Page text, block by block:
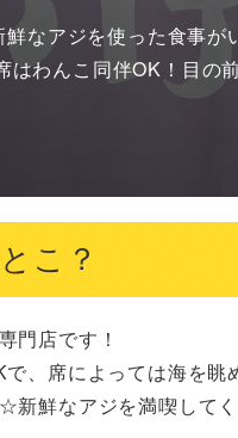
鮮なアジを使った食事
はわんこ同伴OK！目の
こ？
門店です！
、席によっては海を
新鮮なアジを満喫して